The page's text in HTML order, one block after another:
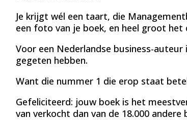
Je krijgt wél een taart, die
een foto van je boek, en heel groot het
Voor een Nederlandse business-
gegeten hebben.
Want die nummer 1 die erop staat
Gefeliciteerd: jouw boek is het
van verkocht dan van de 18.000